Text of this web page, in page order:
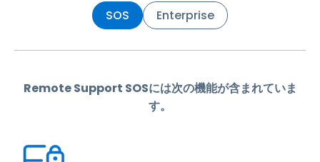
SOS Enterprise
Remote Support SOSには次の機能が含まれていま
す。